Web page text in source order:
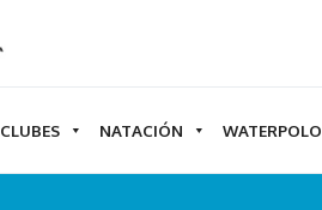
CLUBES NATACIÓN WATERPOLO